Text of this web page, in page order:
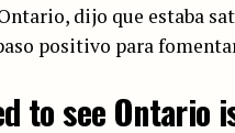
dijo que estaba
positivo para
to see Ontario